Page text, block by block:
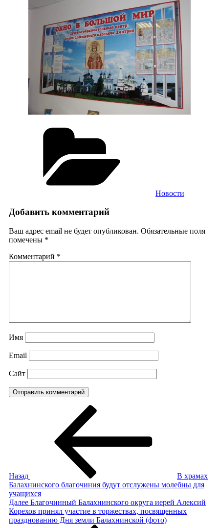
Новости
Добавить комментарий
Ваш адрес email не будет опубликован. Обязательные поля
помечены *
Комментарий *
Имя
Email
Сайт
Назад
В храмах
Балахнинского благочиния будут отслужены молебны для
учащихся
Следующая
запись
Далее Благочинный Балахнинского округа иерей Алексий
Корехов принял участие в торжествах, посвященных
празднованию Дня земли Балахнинской (фото)